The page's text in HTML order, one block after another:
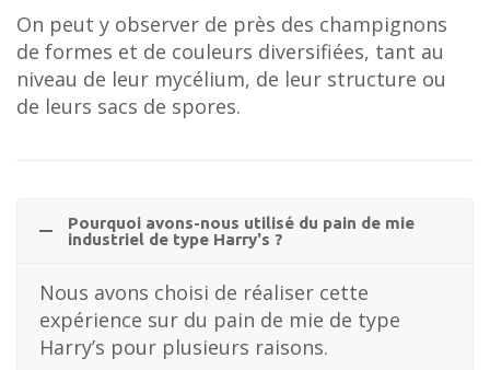
On peut y observer de près des champignons
de formes et de couleurs diversifiées, tant au
niveau de leur mycélium, de leur structure ou
de leurs sacs de spores.
Pourquoi avons-nous utilisé du pain de mie
industriel de type Harry's ?
Nous avons choisi de réaliser cette
expérience sur du pain de mie de type
Harry’s pour plusieurs raisons.